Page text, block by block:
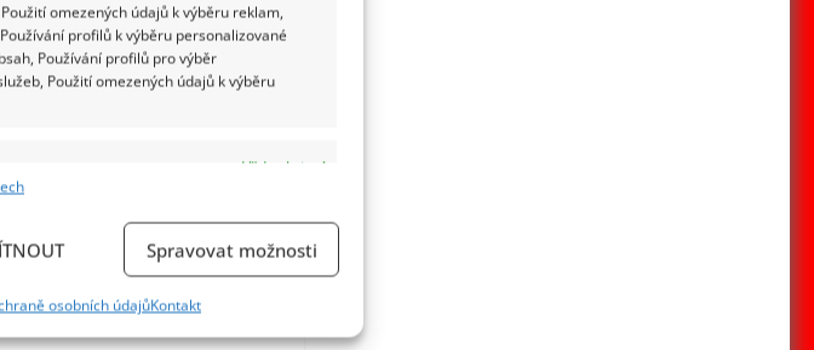
omezených údajů k výběru reklam,
profilů k výběru personalizované
Používání profilů pro výběr
Použití omezených údajů k výběru
Vždy aktivní
informací.
Spravovat možnosti
osobních údajůKontakt
jako produkční, PR
rodiče z toho příliš
4 roky, pak začali